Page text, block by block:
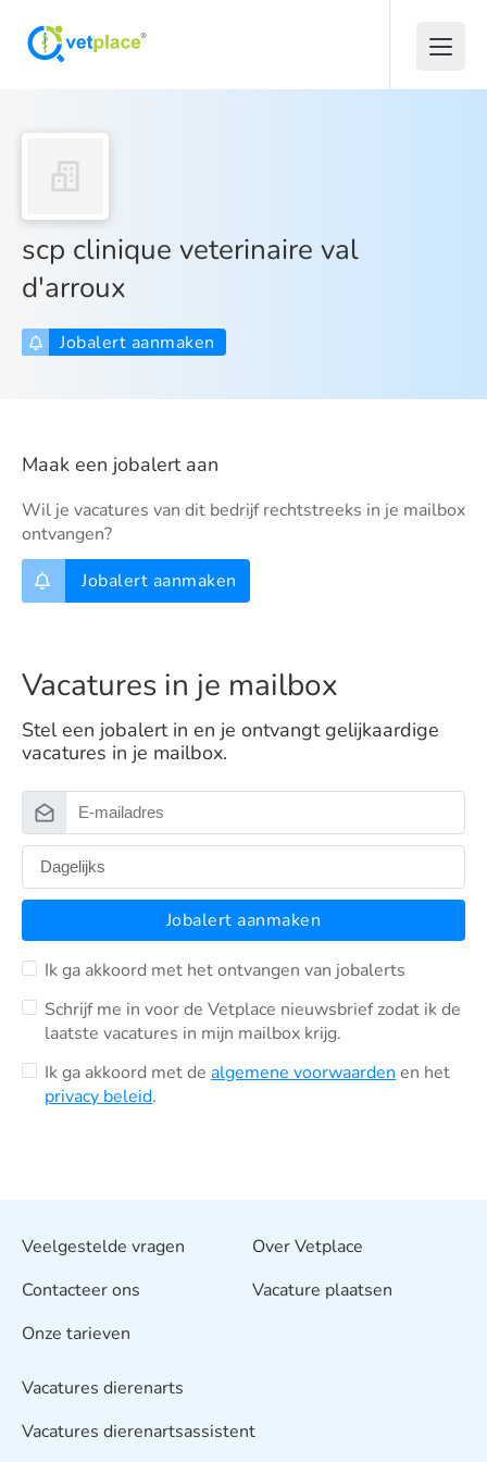
scp clinique veterinaire val
d'arroux
Jobalert aanmaken
Maak een jobalert aan
Wil je vacatures van dit bedrijf rechtstreeks in je mailbox
ontvangen?
Jobalert aanmaken
Vacatures in je mailbox
Stel een jobalert in en je ontvangt gelijkaardige
vacatures in je mailbox.
Jobalert aanmaken
Ik ga akkoord met het ontvangen van jobalerts
Schrijf me in voor de Vetplace nieuwsbrief zodat ik de
laatste vacatures in mijn mailbox krijg.
Ik ga akkoord met dealgemene voorwaarden en het
privacy beleid.
Veelgestelde vragen
Contacteer ons
Onze tarieven
Over Vetplace
Vacature plaatsen
Vacatures dierenarts
Vacatures dierenartsassistent